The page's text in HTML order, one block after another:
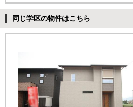
同じ学区の物件はこちら